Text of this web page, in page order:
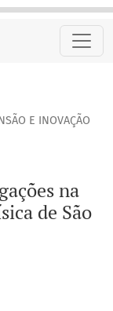
do
E INOVAÇÃO
na
de São